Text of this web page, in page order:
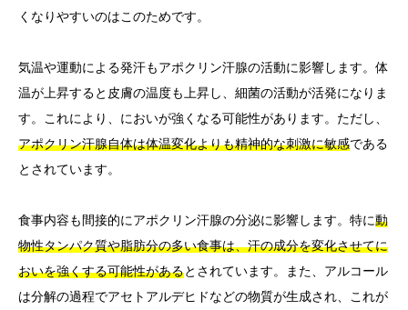
くなりやすいのはこのためです。
気温や運動による発汗もアポクリン汗腺の活動に影響します。体
温が上昇すると皮膚の温度も上昇し、細菌の活動が活発になりま
す。これにより、においが強くなる可能性があります。ただし、
アポクリン汗腺自体は体温変化よりも精神的な刺激に敏感である
とされています。
食事内容も間接的にアポクリン汗腺の分泌に影響します。特に動
物性タンパク質や脂肪分の多い食事は、汗の成分を変化させてに
おいを強くする可能性があるとされています。また、アルコール
は分解の過程でアセトアルデヒドなどの物質が生成され、これが